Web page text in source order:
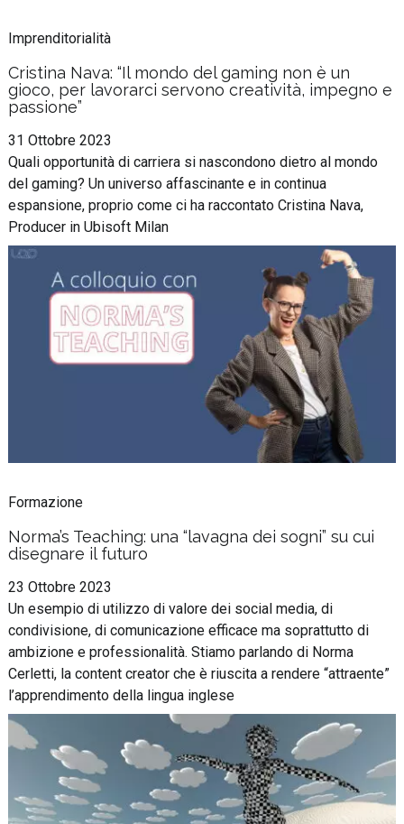
Imprenditorialità
Cristina Nava: “Il mondo del gaming non è un
gioco, per lavorarci servono creatività, impegno e
passione”
31 Ottobre 2023
Quali opportunità di carriera si nascondono dietro al mondo
del gaming? Un universo affascinante e in continua
espansione, proprio come ci ha raccontato Cristina Nava,
Producer in Ubisoft Milan
Formazione
Norma’s Teaching: una “lavagna dei sogni” su cui
disegnare il futuro
23 Ottobre 2023
Un esempio di utilizzo di valore dei social media, di
condivisione, di comunicazione efficace ma soprattutto di
ambizione e professionalità. Stiamo parlando di Norma
Cerletti, la content creator che è riuscita a rendere “attraente”
l’apprendimento della lingua inglese